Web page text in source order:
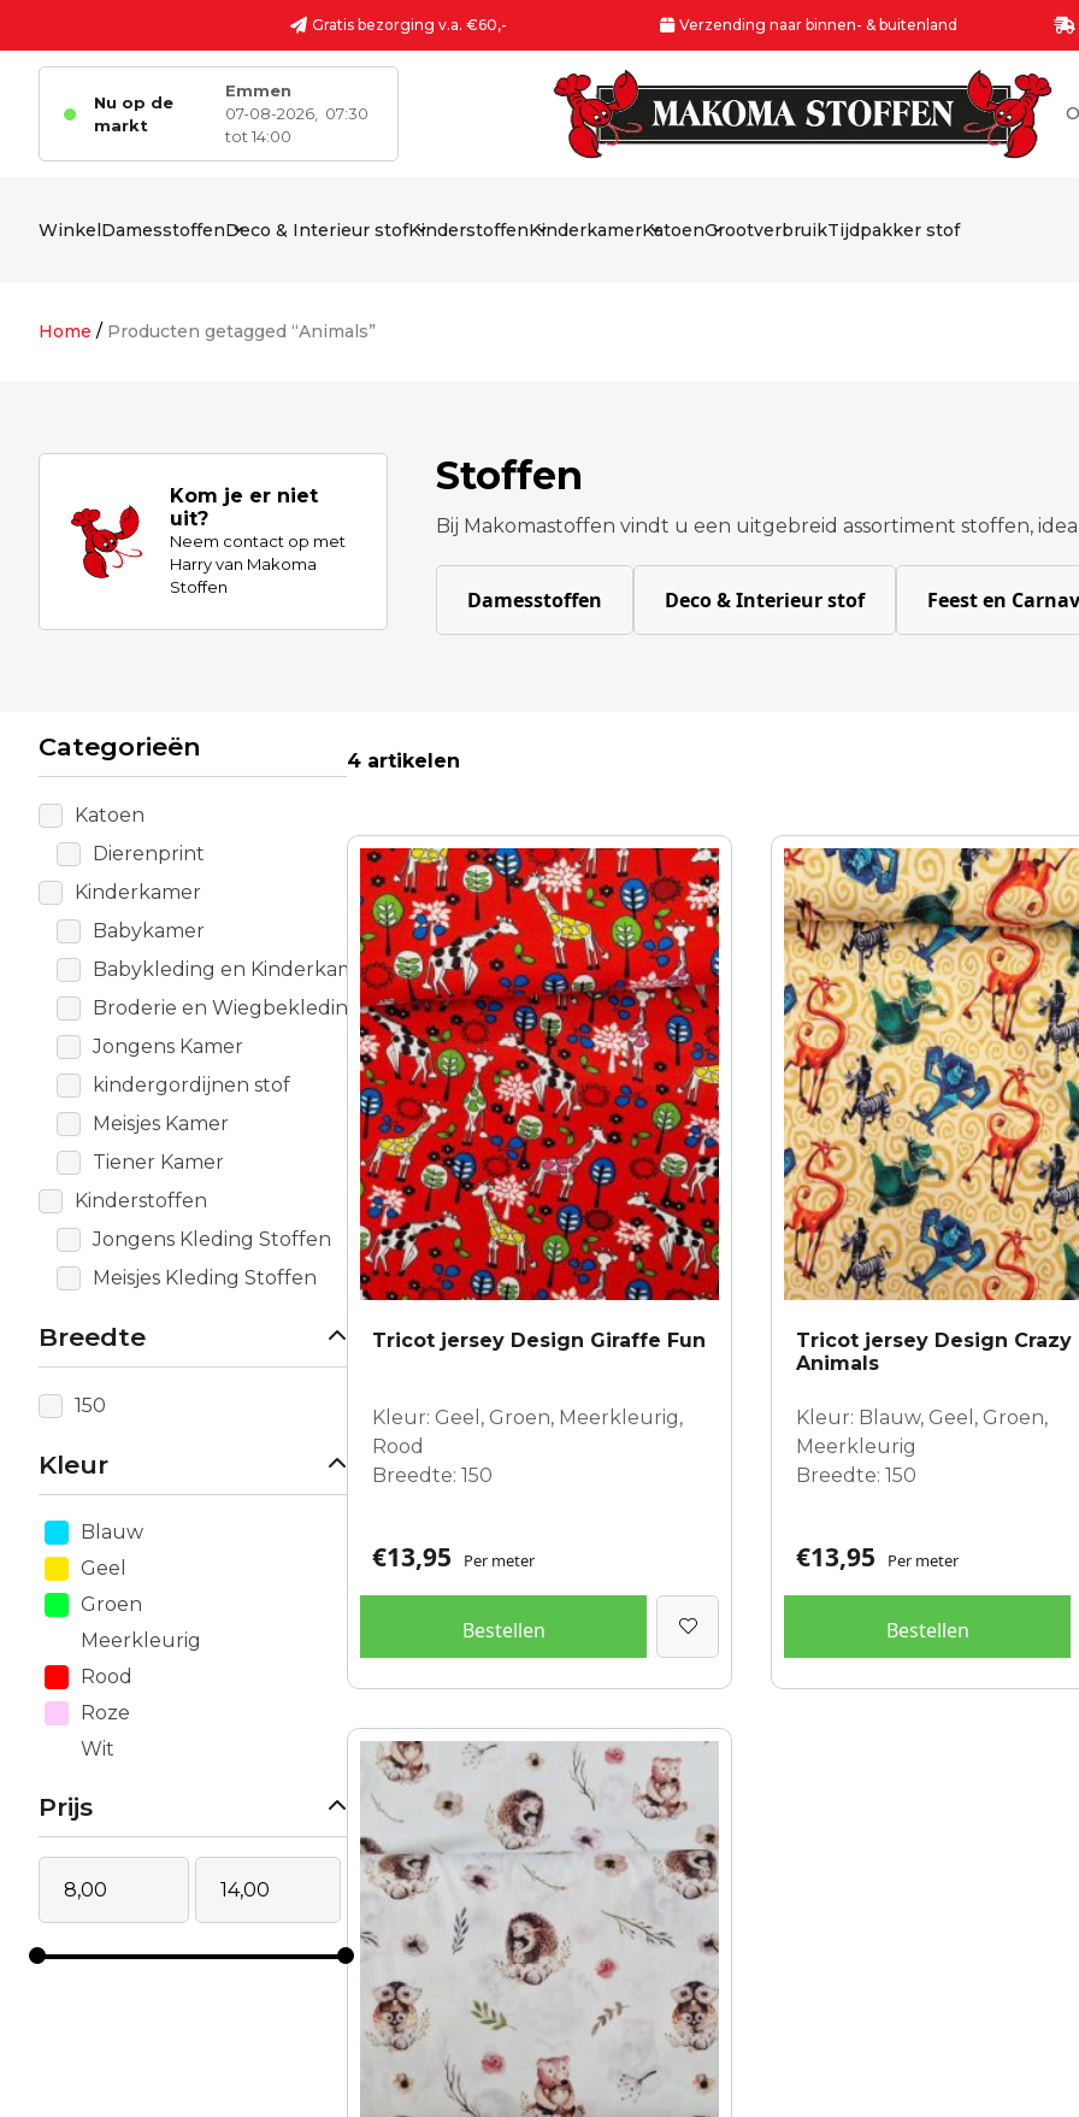
Gratis bezorging v.a. €60,- Verzending naar binnen- & buitenland
Nu op de
markt
Emmen
07-08-2026,
07:30
tot 14:00
WinkelDamesstoffenDeco & Interieur stofKinderstoffenKinderkamerKatoenGrootverbruikTijdpakker stof
Home / Producten getagged “Animals”
Kom je er niet
uit?
Neem contact op met
Harry van Makoma
Stoffen
Stoffen
Bij Makomastoffen vindt u een uitgebreid assortiment stoffen,
Damesstoffen Deco & Interieur stof Feest en
Categorieën
Katoen
Dierenprint
Kinderkamer
Babykamer
Babykleding en Kinderkamer
Broderie en Wiegbekleding
Jongens Kamer
kindergordijnen stof
Meisjes Kamer
Tiener Kamer
Kinderstoffen
Jongens Kleding Stoffen
Meisjes Kleding Stoffen
Breedte
150
Kleur
Blauw
Geel
Groen
Meerkleurig
Rood
Roze
Wit
Prijs
4 artikelen
Tricot jersey Design Giraffe Fun
Kleur: Geel, Groen, Meerkleurig,
Rood
Breedte: 150
€13,95 Per meter
Bestellen
Tricot jersey Design Crazy
Animals
Kleur: Blauw, Geel, Groen,
Meerkleurig
Breedte: 150
€13,95 Per meter
Bestellen